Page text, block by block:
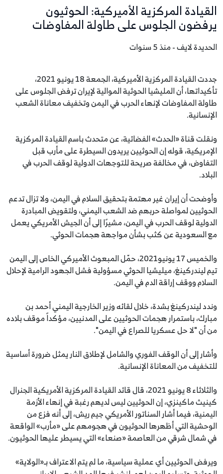
القيادة المركزية الأميركية: الحوثيون
يرفضون الجلوس على طاولة المفاوضات
الحديدة لايف - منذ 5 سنوات
جددت القيادة المركزية الأميركية، الجمعة 18 يونيو 2021،
تأكيداتها، أن المليشيا الحوثية الموالية لإيران ترفض الجلوس على
طاولة المفاوضات لإنهاء الحرب في اليمن وتخفيف معاناة الشعب
الإنسانية.
ونقلت قناة «الحدث» الفضائية، عن متحدث باسم القيادة المركزية
الإمريكية، قوله إن الحوثيين يريدون السيطرة على مأرب قبل
التفاوض، في مخالفة صريحة للتوجهات الدولية لوقف الحرب في
البلاد.
وأوضحت أن إيران غير مهتمة بتحقيق السلام في اليمن، ولا تزال تدعم
الحوثيين لمواصلة حربهم ضد الشعب اليمني، ولتقويض المبادرة
الدولية لوقف الحرب في اليمن، مشيرًا إلى أن الجيش الأمريكي يعمل
مع السعودية عن كثب بشأن مواجهة هجمات الحوثي.
والخميس 17 يونيو2021، حمّل المبعوث الأميركي الخاص إلى اليمن
تيم ليندركينغ، ميليشيا الحوثي مسؤولية فشل الجهود الرامية لإحلال
السلام ووقف إراقة الدم في اليمن.
وندد ليندركينغ بشدة، خلال لقائه وزير الخارجية اليمني أحمد بن
مبارك، باستمرار هجمات الحوثيين على المدنيين، مؤكداً موقف بلاده
من أن "لا حل عسكريا للصراع في اليمن".
وأشار إلى أن الوقف الفوري والشامل لإطلاق النار يمثل ضرورة أساسية
للتخفيف من المعاناة الإنسانية.
والثلاثاء 8 يونيو 2021، قال قائد القيادة المركزية الأمريكية الجنرال
كينيث ماكينزي، إن الحوثيين ليس لديهم رغبة في إنهاء الأزمة
اليمنية، فيما أشار السناتور الأمريكي جيم ريش، إلى أنه فزع من
الوحشية التي أظهرها الحوثيون في هجومهم على «مأرب» الواقعة
في شمال شرقي من العاصمة «صنعاء» التي يسيطر عليها الحوثيون.
ويرفض الحوثيين أي عملية سياسية، ما لم يتم الاعتراف بـ«الولاية»